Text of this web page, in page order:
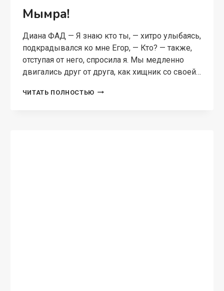
Мымра!
Диана ФАД — Я знаю кто ты, — хитро улыбаясь,
подкрадывался ко мне Егор, — Кто? — также,
отступая от него, спросила я. Мы медленно
двигались друг от друга, как хищник со своей…
ЧИТАТЬ ПОЛНОСТЬЮ МЫМРА!